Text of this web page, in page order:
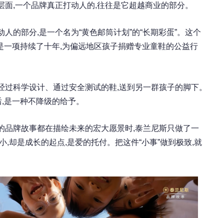
面,一个品牌真正打动人的,往往是它超越商业的部分。
人的部分,是一个名为“黄色邮筒计划”的“长期彩蛋”。这个
一项持续了十年,为偏远地区孩子捐赠专业童鞋的公益行
过科学设计、通过安全测试的鞋,送到另一群孩子的脚下。
一种不降级的给予。
品牌故事都在描绘未来的宏大愿景时,泰兰尼斯只做了一
,却是成长的起点,是爱的托付。把这件“小事”做到极致,就